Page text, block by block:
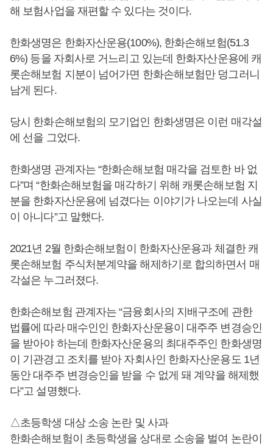
해 보험사업을 재편할 수 있다는 것이다.
한화생명은 한화자산운용(100%), 한화손해보험(51.3
6%) 등을 자회사로 거느리고 있는데 한화자산운용에 캐
롯손해보험 지분이 넘어가면 한화손해보험만 덩그러니
남게 된다.
당시 한화손해보험의 모기업인 한화생명은 이런 매각설
에 선을 그었다.
한화생명 관계자는 “한화손해보험 매각을 검토한 바 없
다”며 “한화손해보험을 매각하기 위해 캐롯손해보험 지
분을 한화자산운용에 넘겼다는 이야기가 나오는데 사실
이 아니다”고 말했다.
2021년 2월 한화손해보험이 한화자산운용과 체결한 캐
롯손해보험 주식처분계약을 해제하기로 합의하면서 매
각설은 누그러졌다.
한화손해보험 관계자는 “금융회사의 지배구조에 관한
법률에 따라 매수인인 한화자산운용이 대주주 변경승인
을 받아야 하는데 한화자산운용의 최대주주인 한화생명
이 기관경고 조치를 받아 자회사인 한화자산운용도 1년
동안 대주주 변경승인을 받을 수 없게 돼 계약을 해제했
다”고 설명했다.
△초등학생 대상 소송 논란 및 사과
한화손해보험이 초등학생을 상대로 소송을 벌여 논란이